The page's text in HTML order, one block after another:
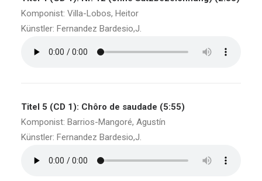
Komponist: Villa-Lobos, Heitor
Künstler: Fernandez Bardesio,J.
Titel 5 (CD 1): Chôro de saudade (5:55)
Komponist: Barrios-Mangoré, Agustín
Künstler: Fernandez Bardesio,J.